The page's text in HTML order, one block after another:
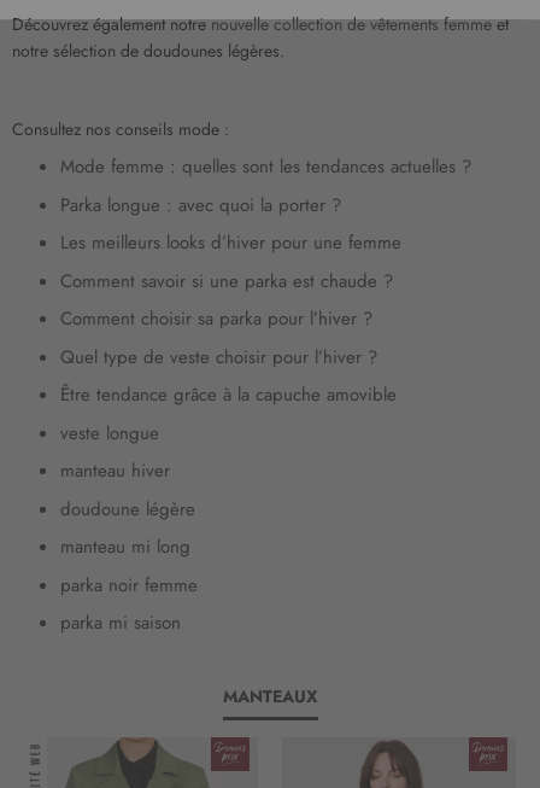
Découvrez également notrenouvelle collection de vêtements femmeet
notre sélection de doudounes légères.
Consultez nos conseils mode :
Mode femme : quelles sont les tendances actuelles ?
Parka longue : avec quoi la porter ?
Les meilleurs looks d’hiver pour une femme
Comment savoir si une parka est chaude ?
Comment choisir sa parka pour l’hiver ?
Quel type de veste choisir pour l’hiver ?
Être tendance grâce à la capuche amovible
veste longue
manteau hiver
doudoune légère
manteau mi long
parka noir femme
parka mi saison
MANTEAUX
e
l
e
d
i
n
o
r
a
t
o
n